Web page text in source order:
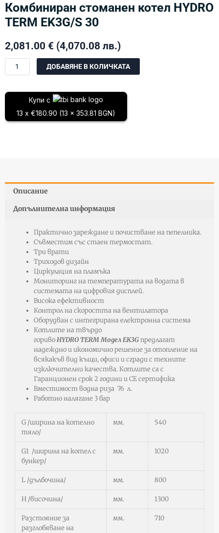
Комбиниран стоманен котел HYDRO
TERM EK3G/S 30
2,081.00 € (4,070.08 лв.)
количество
стоманен
HYDRO
TERM
ДОБАВЯНЕ В КОЛИЧКАТА
Купи с
13 x €180.90 (13 x 353.81 BGN)
Описание
Допълнителна информация
Практично зареждане и почистване на пепелника.
Съвместим със стаен термостат.
Три врати
Триходов дизайн
Циркулация на пламъка
Мониторинг на температурата на водата в
системата на цифровия дисплей.
Висока ефективност
Контрол на скоростта на вентилатора
Оборудван с интегрирана електронна система
Котлите на твърдо
горивоHYDROTERMМоделEK3Gпредлагат
надеждно и икономично решение за отопление на
всякакъв вид къщи, офиси и сгради с техните
изключителни качества. Котлите са с
Гаранционен срок 2 години и СЕ сертифика
Вместимост водна риза 76 л.
Работно налягане 3 бар
G /ширина на котелно
тяло/
мм. 540
G1 /ширина на котел с
бункер/
мм. 1020
L /дълбочина/ мм. 800
H /височина/ мм. 1300
Разстояние за
разглобяване на
мм. 710